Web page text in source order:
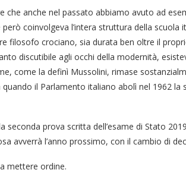
che anche nel passato abbiamo avuto ad
coinvolgeva l’intera struttura della
filosofo crociano, sia durata ben oltre il
discutibile agli occhi della modernità,
come la definì Mussolini, rimase
quando il Parlamento italiano abolì nel 1962
seconda prova scritta dell’esame di Stato
avverrà l’anno prossimo, con il cambio di
mettere ordine.